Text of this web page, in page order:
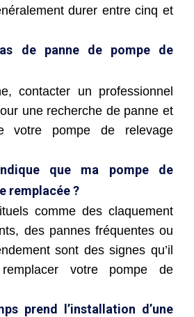
durer entre cinq et
de panne de pompe de
contacter un professionnel
une recherche de panne et
votre pompe de relevage
que ma pompe de
remplacée ?
comme des claquement
des pannes fréquentes ou
sont des signes qu’il
votre pompe de
prend l’installation d’une